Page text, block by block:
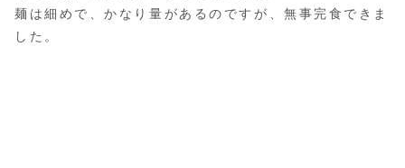
麺は細めで、かなり量があるのですが、無事完食できま
した。